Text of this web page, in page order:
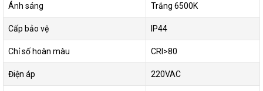
Ánh sáng Trắng 6500K
Cấp bảo vệ IP44
Chỉ số hoàn màu CRI>80
Điện áp 220VAC